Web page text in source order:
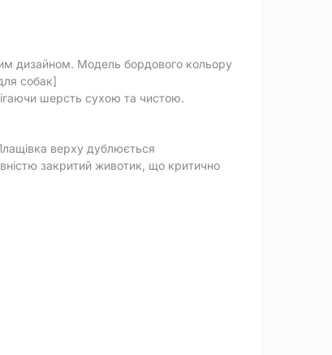
дизайном. Модель бордового кольору
собак]
шерсть сухою та чистою.
верху дублюється
закритий животик, що критично